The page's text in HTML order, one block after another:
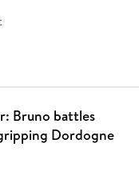
Bruno battles
Dordogne